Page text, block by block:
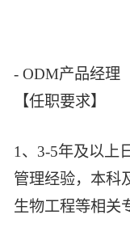
- ODM产品经理
【任职要求】
1、3-5年及以上
管理经验，本科
生物工程等相关